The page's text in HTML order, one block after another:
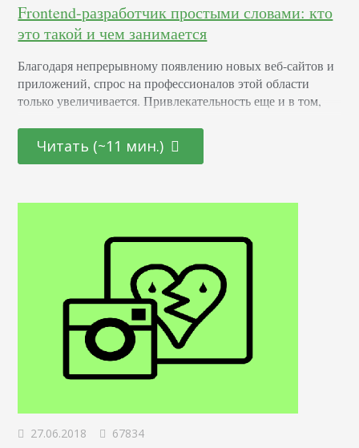
Frontend-разработчик простыми словами: кто
это такой и чем занимается
Благодаря непрерывному появлению новых веб-сайтов и
приложений, спрос на профессионалов этой области
только увеличивается. Привлекательность еще и в том,
специалистов, так и для тех, кто находится на стадии
переосмысления карьерного пути и готов начать все с
интерфейсов для сайтов и приложений. Он…
Читать (~11 мин.)
27.06.2018 67834